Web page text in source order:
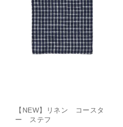
【NEW】リネン コースタ
ー ステフ